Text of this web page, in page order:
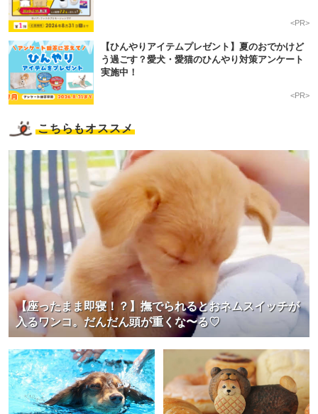
<PR>
【ひんやりアイテムプレゼント】夏のおでかけど
う過ごす？愛犬・愛猫のひんやり対策アンケート
実施中！
<PR>
こちらもオススメ
【座ったまま即寝！？】撫でられるとおネムスイッチが
入るワンコ。だんだん頭が重くな〜る♡